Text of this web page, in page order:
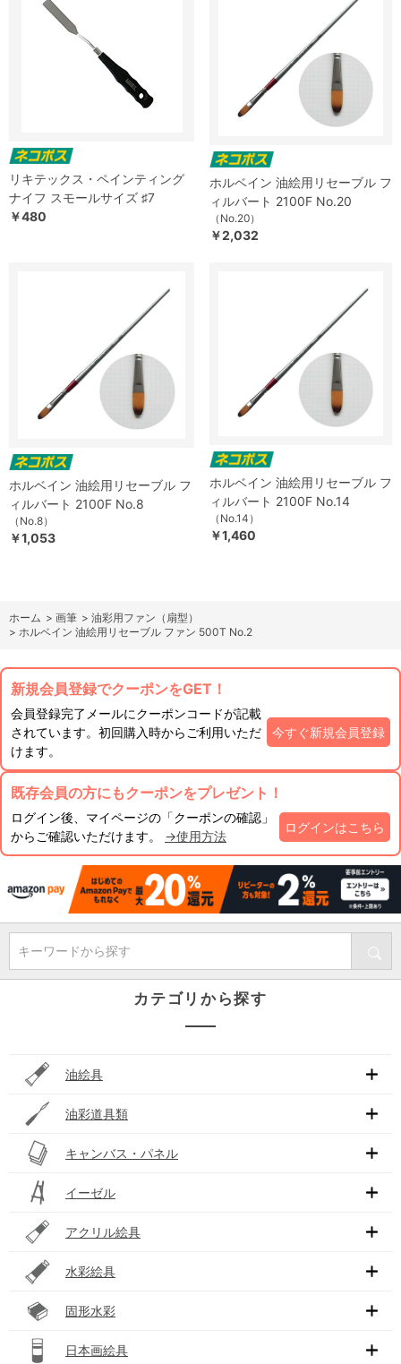
リキテックス・ペインティング
ナイフ スモールサイズ ♯7
￥480
ホルベイン 油絵用リセーブル フ
ィルバート 2100F No.20
（No.20）
￥2,032
ホルベイン 油絵用リセーブル フ
ィルバート 2100F No.8
（No.8）
￥1,053
ホルベイン 油絵用リセーブル フ
ィルバート 2100F No.14
（No.14）
￥1,460
ホーム > 画筆 > 油彩用ファン（扇型）
> ホルベイン 油絵用リセーブル ファン 500T No.2
新規会員登録でクーポンをGET！
会員登録完了メールにクーポンコードが記載
されています。初回購入時からご利用いただ
けます。
今すぐ新規会員登録
既存会員の方にもクーポンをプレゼント！
ログイン後、マイページの「クーポンの確認」
からご確認いただけます。 →使用方法
ログインはこちら
キーワードから探す
カテゴリから探す
油絵具
油彩道具類
キャンバス・パネル
イーゼル
アクリル絵具
水彩絵具
固形水彩
日本画絵具